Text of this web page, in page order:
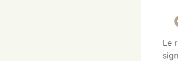
Le